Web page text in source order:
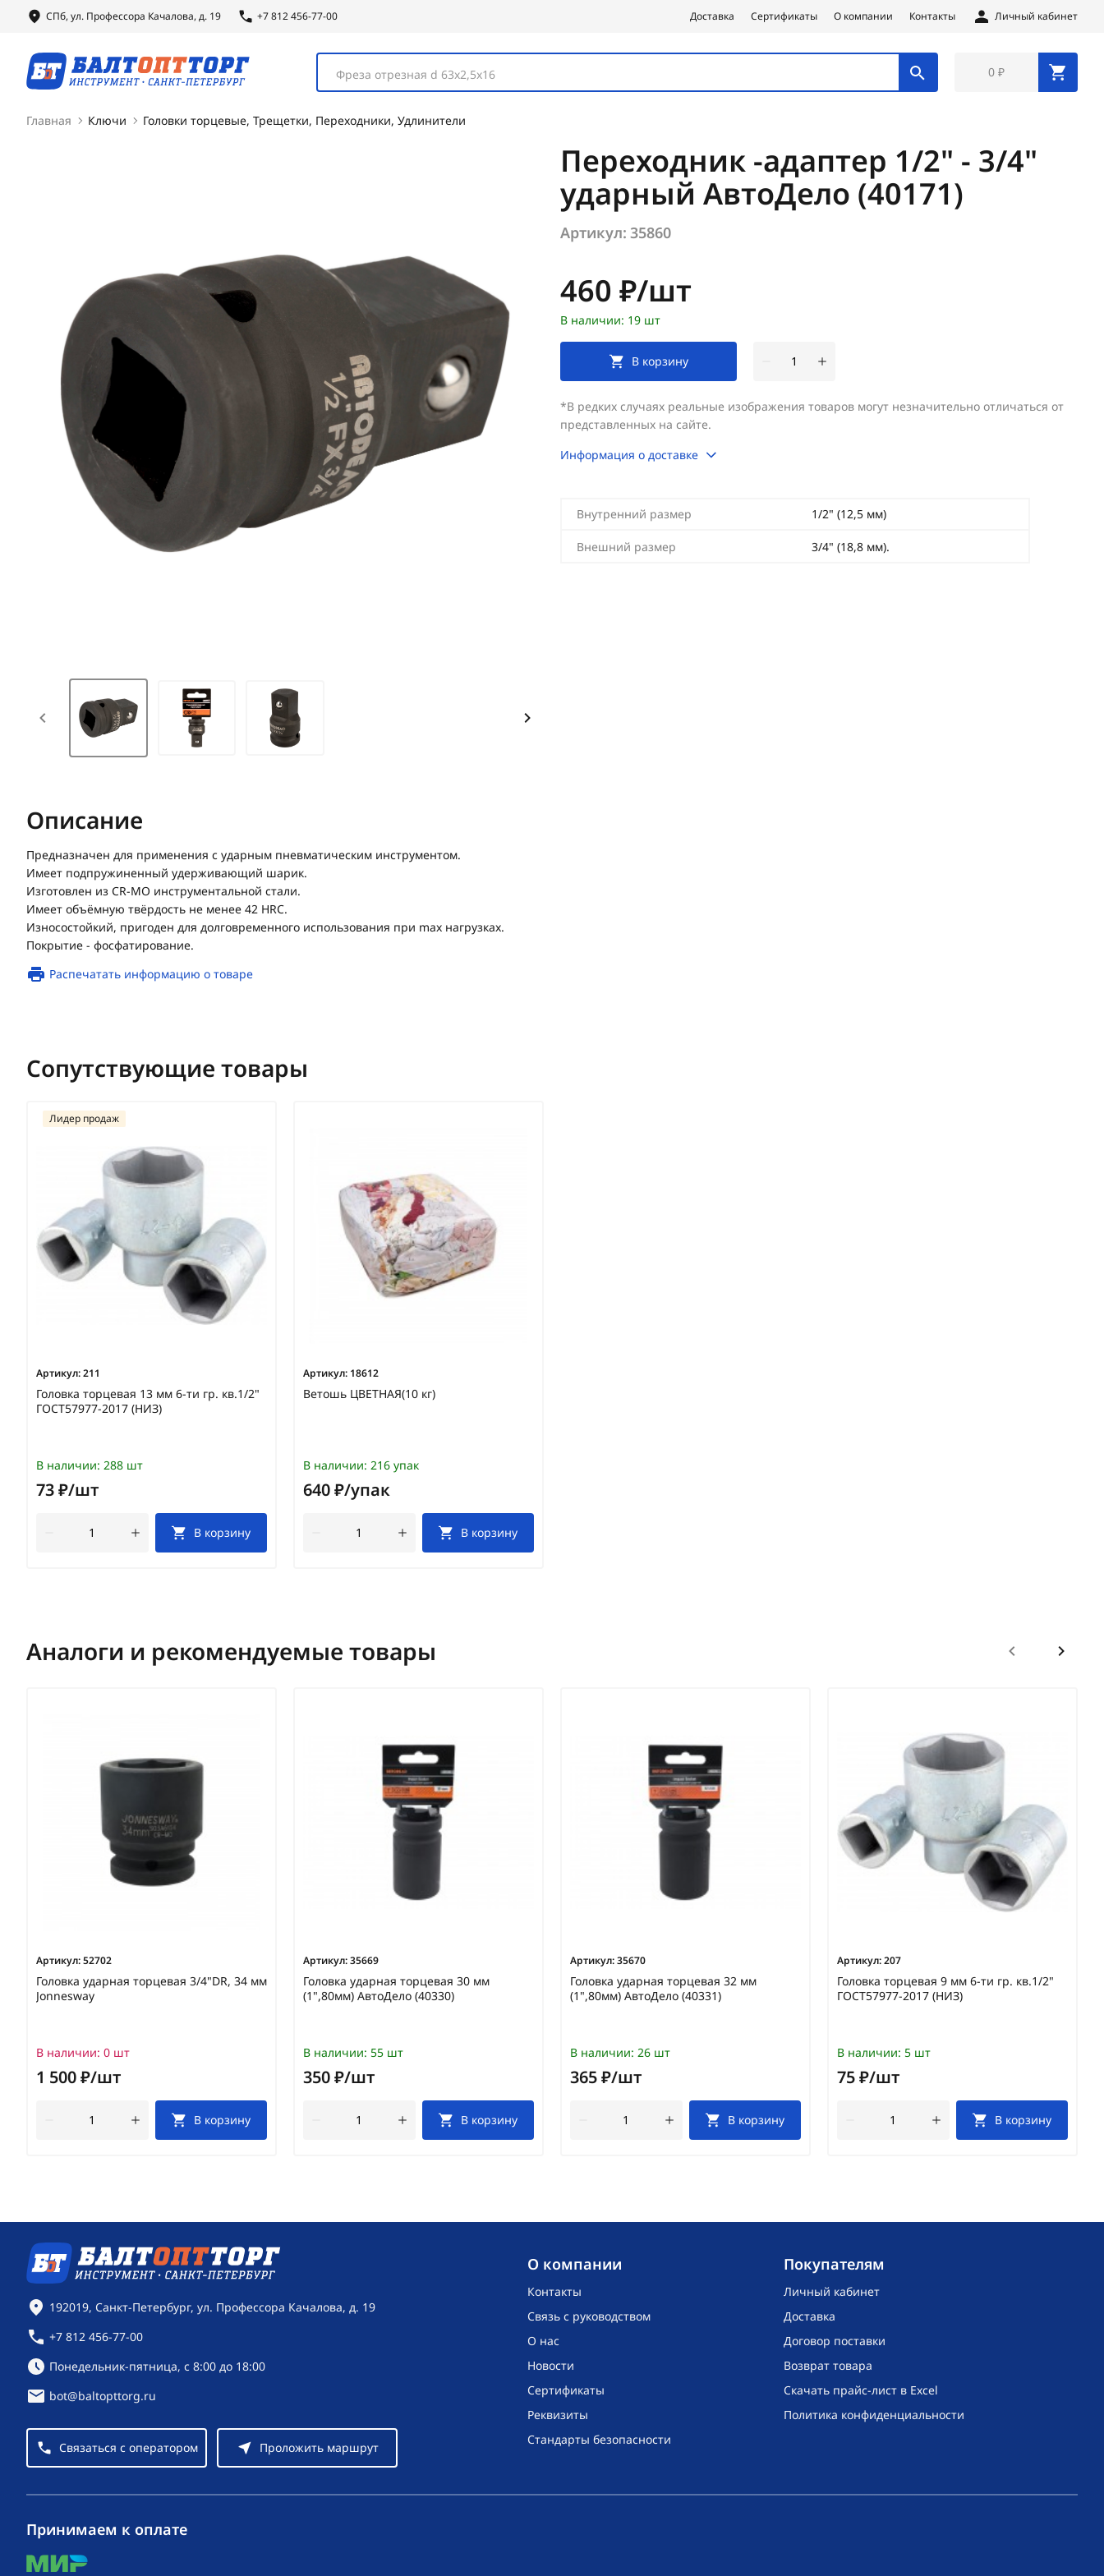
СПб, ул. Профессора Качалова, д. 19 +7 812 456-77-00 Доставка Сертификаты О компании Контакты Личный кабинет
Фреза отрезная d 63х2,5х16 0 ₽
Главная Ключи Головки торцевые, Трещетки, Переходники, Удлинители
Переходник -адаптер 1/2" - 3/4"
ударный АвтоДело (40171)
Артикул: 35860
Цена:
460 ₽/шт
В наличии: 19 шт
В корзину
*В редких случаях реальные изображения товаров могут незначительно отличаться от
представленных на сайте.
Информация о доставке
Внутренний размер 1/2" (12,5 мм)
Внешний размер 3/4" (18,8 мм).
Описание
Предназначен для применения с ударным пневматическим инструментом.
Имеет подпружиненный удерживающий шарик.
Изготовлен из CR-MO инструментальной стали.
Имеет объёмную твёрдость не менее 42 HRC.
Износостойкий, пригоден для долговременного использования при max нагрузках.
Покрытие - фосфатирование.
Распечатать информацию о товаре
Сопутствующие товары
Артикул:211
Головка торцевая 13 мм 6-ти гр. кв.1/2"
ГОСТ57977-2017 (НИЗ)
Лидер продаж
В наличии: 288 шт
73 ₽/шт
В корзину
Артикул: 18612
Ветошь ЦВЕТНАЯ(10 кг)
В наличии: 216 упак
640 ₽/упак
В корзину
Аналоги и рекомендуемые товары
Артикул:52702
Головка ударная торцевая 3/4"DR, 34 мм
Jonnesway
В наличии: 0 шт
1 500 ₽/шт
В корзину
Артикул:35669
Головка ударная торцевая 30 мм
(1",80мм) АвтоДело (40330)
В наличии: 55 шт
350 ₽/шт
В корзину
Артикул:35670
Головка ударная торцевая 32 мм
(1",80мм) АвтоДело (40331)
В наличии: 26 шт
365 ₽/шт
В корзину
Артикул:207
Головка торцевая 9 мм 6-ти гр. кв.1/2"
ГОСТ57977-2017 (НИЗ)
В наличии: 5 шт
75 ₽/шт
В корзину
O компании
Контакты
Связь с руководством
О нас
Новости
Сертификаты
Реквизиты
Стандарты безопасности
Покупателям
Личный кабинет
Доставка
Договор поставки
Возврат товара
Скачать прайс-лист в Excel
Политика конфиденциальности
Контактная информация
192019, Санкт-Петербург, ул. Профессора Качалова, д. 19
+7 812 456-77-00
Режим работы:
Понедельник-пятница, с 8:00 до 18:00
bot@baltopttorg.ru
Связаться с оператором Проложить маршрут
Принимаем к оплате
mir